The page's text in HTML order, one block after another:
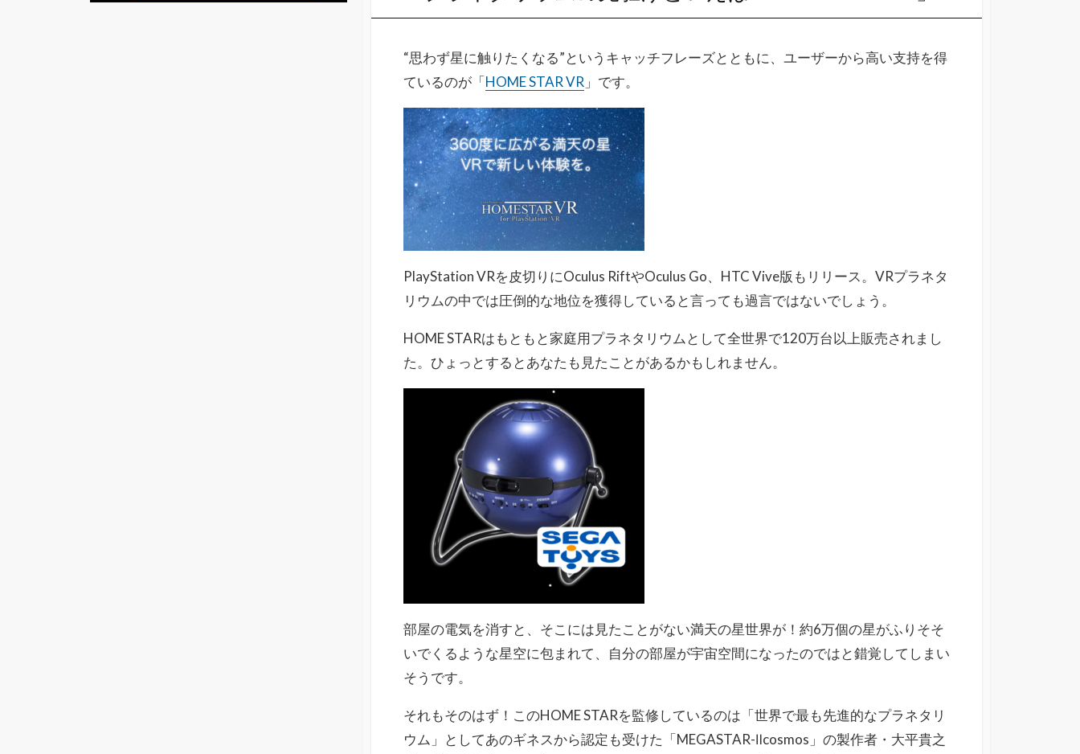
“思わず星に触りたくなる”というキャッチフレーズとともに、ユーザーから高い支持を得
ているのが「HOME STAR VR 」です。
PlayStation VRを皮切りにOculus RiftやOculus Go、HTC Vive版もリリース。VRプラネタ
リウムの中では圧倒的な地位を獲得していると言っても過言ではないでしょう。
HOME STARはもともと家庭用プラネタリウムとして全世界で120万台以上販売されまし
た。ひょっとするとあなたも見たことがあるかもしれません。
部屋の電気を消すと、そこには見たことがない満天の星世界が！約6万個の星がふりそそ
いでくるような星空に包まれて、自分の部屋が宇宙空間になったのではと錯覚してしまい
そうです。
それもそのはず！このHOME STARを監修しているのは「世界で最も先進的なプラネタリ
ウム」としてあのギネスから認定も受けた「MEGASTAR-Ⅱcosmos」の製作者・大平貴之